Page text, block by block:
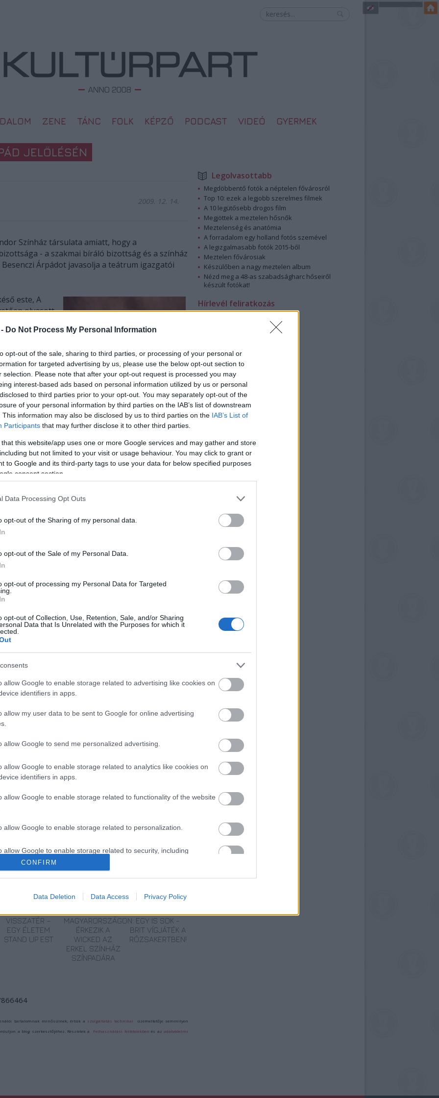
Do Not Process My Personal Information
opt-out of the sale, sharing to third parties, or processing of your personal or
for targeted advertising by us, please use the below opt-out section to
selection. Please note that after your opt-out request is processed you may
interest-based ads based on personal information utilized by us or personal
to third parties prior to your opt-out. You may separately opt-out of the
of your personal information by third parties on the IAB’s list of downstream
This information may also be disclosed by us to third parties on the IAB’s List of
Participants that may further disclose it to other third parties.
that this website/app uses one or more Google services and may gather and store
but not limited to your visit or usage behaviour. You may click to grant or
to Google and its third-party tags to use your data for below specified purposes
consent section.
Data Processing Opt Outs
opt-out of the Sharing of my personal data.
opt-out of the Sale of my Personal Data.
opt-out of processing my Personal Data for Targeted
opt-out of Collection, Use, Retention, Sale, and/or Sharing
Data that Is Unrelated with the Purposes for which it
allow Google to enable storage related to advertising like cookies on
identifiers in apps.
allow my user data to be sent to Google for online advertising
allow Google to send me personalized advertising.
allow Google to enable storage related to analytics like cookies on
identifiers in apps.
allow Google to enable storage related to functionality of the website
allow Google to enable storage related to personalization.
allow Google to enable storage related to security, including
functionality and fraud prevention, and other user protection.
CONFIRM
Data Deletion Data Access Privacy Policy
ZENE TÁNC FOLK KÉPZŐ PODCAST VIDEÓ GYERMEK
JELÖLÉSÉN
2009. 12. 14.
Színház társulata amiatt, hogy a
- a szakmai bíráló bizottság és a színház
Árpádot javasolja a teátrum igazgatói
Besenczi Árpád
este, A
olvasott
helyen - 6:2
a József
csak a
tárgyalt a
látta
források folyamatos megnyirbálása, az
az elkövetkező két-három évben így is
"Óriási veszélyforrás ilyen periódusban vezetői
nem rendelkező személyeket állítani a város és
hosszú távon befolyásoló létesítmény élére. A
tapasztalatlanságnak, a bizalom
politikai döntésnek áldozatául" -
a bejelentést.
idén szeptemberben írt ki pályázatot a
betöltésére. A felhívásra Besenczi Árpád,
nívódíjas művésze, Tóth Gergely, a Budapest
visszavonta pályázatát -, Falussy Lilla, aki
a zalaegerszegi színházban, valamint
vezetője jelentkezett, aki 1982 óta tagja a
december 17-én, zárt ülésen hozza meg.
egy-egy színművész a nyílt levelet.
VISSZATÉR –
EGY ÉLETEM
STAND UP EST
MAGYARORSZÁGON:
ÉRKEZIK A
WICKED AZ
ERKEL SZÍNHÁZ
SZÍNPADÁRA
EGY IS SOK -
BRIT VÍGJÁTÉK A
RÓZSAKERTBEN!
tartalomnak minősülnek, értük a szolgáltatás technikai üzemeltetője semmilyen
a blog szerkesztőjéhez. Részletek a Felhasználási feltételekben és azadatvédelmi
Legolvasottabb
Megdöbbentő fotók a néptelen fővárosról
Top 10: ezek a legjobb szerelmes filmek
A 10 legütősebb drogos film
Megjöttek a meztelen hősnők
Meztelenség és anatómia
A forradalom egy holland fotós szemével
A legizgalmasabb fotók 2015-ből
Meztelen fővárosiak
Készülőben a nagy meztelen album
Nézd meg a 48-as szabadságharc hőseiről
készült fotókat!
Hírlevél feliratkozás